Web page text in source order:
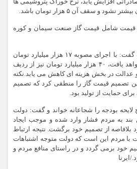
افزایش یابد، نرخ خوراک پتروشیمی ها
قیمت شامل قیمت گاز صنعت سیمان و کوره
عضو کمیسیون تلفیق بودجه گفت: با اجرای مصوبه ۱۷ هزار میلیارد تومان
از درآمدهای دولت کاهش خواهد یافت، ۴۰ هزار میلیارد تومان نیز از ردیف
در بخش هزینه ای کاهش می یابد.نکته
تصمیم قیمت گاز را منطقی کرد که تصمیم
حمایت از تولید بود.
بودجه را شجاعانه خواند و گفت: دولت
به مردم فشار وارد شده و موجب ایجاد
از تصمیم خود برگشت. نتیجه ارتباط
با مردم این است که دولت متوجه اشتباهات
خود برمی گردد و در راستای منافع مردم و
ایرنا